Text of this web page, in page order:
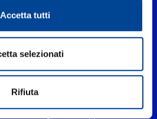
Accetta tutti
selezionati
Rifiuta
21 - 20139 Milano
al REA di Milano con il numero
Capitale sociale Euro 2.000.000
versato.